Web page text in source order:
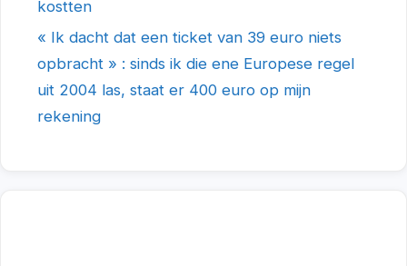
kostten
« Ik dacht dat een ticket van 39 euro niets
opbracht » : sinds ik die ene Europese regel
uit 2004 las, staat er 400 euro op mijn
rekening